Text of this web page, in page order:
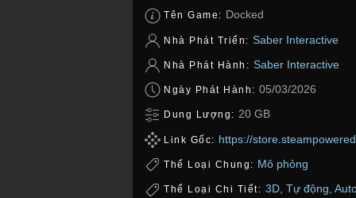
Tên Game: Docked
Nhà Phát Triển: Saber Interactive
Nhà Phát Hành: Saber Interactive
Ngày Phát Hành: 05/03/2026
Dung Lượng: 20 GB
Link Gốc: https://
Thể Loại Chung: Mô phỏng
Thể Loại Chi Tiết: 3D, Tự động,